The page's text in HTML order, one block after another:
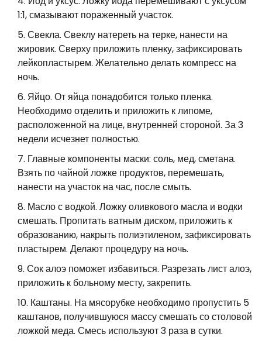
1:1, смазывают пораженный участок.
Свекла. Свеклу натереть на терке, нанести на
жировик. Сверху приложить пленку, зафиксировать
лейкопластырем. Желательно делать компресс на
ночь.
Яйцо. От яйца понадобится только пленка.
Необходимо отделить и приложить к липоме,
расположенной на лице, внутренней стороной. За 3
недели исчезнет полностью.
Главные компоненты маски: соль, мед, сметана.
Взять по чайной ложке продуктов, перемешать,
нанести на участок на час, после смыть.
Масло с водкой. Ложку оливкового масла и водки
смешать. Пропитать ватным диском, приложить к
образованию, накрыть полиэтиленом, зафиксировать
пластырем. Делают процедуру на ночь.
Сок алоэ поможет избавиться. Разрезать лист алоэ,
приложить к больному месту, закрепить.
Каштаны. На мясорубке необходимо пропустить 5
каштанов, получившуюся массу смешать со столовой
ложкой меда. Смесь используют 3 раза в сутки.